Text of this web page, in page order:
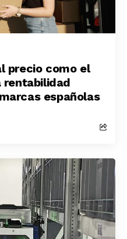
precio como el
rentabilidad
españolas